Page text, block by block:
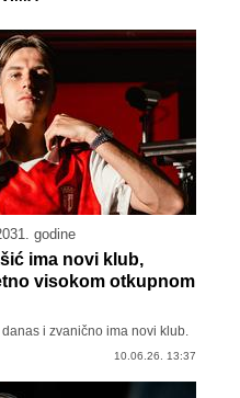
godine
ima novi klub,
visokom otkupnom
i zvanično ima novi klub.
10.06.26. 13:37